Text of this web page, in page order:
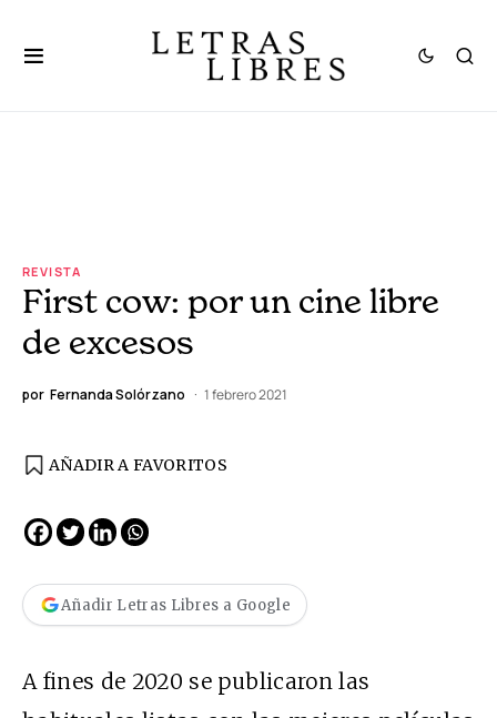
REVISTA
First cow: por un cine libre
de excesos
por Fernanda Solórzano 1 febrero 2021
AÑADIR A FAVORITOS
Añadir Letras Libres a Google
A fines de 2020 se publicaron las